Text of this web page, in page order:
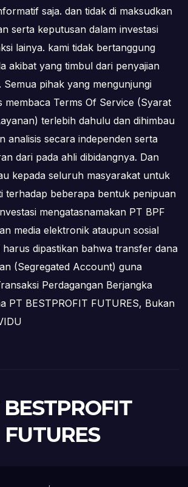
saja. dan tidak di maksudkan
serta keputusan dalam investasi
lainya. kami tidak bertanggung
akibat yang timbul dari penyajian
pihak yang mengunjungi
membaca Terms Of Service (Syarat
terlebih dahulu dan dihimbau
analisis secara independen serta
dari pada ahli dibidangnya. Dan
kepada seluruh masyarakat untuk
terhadap beberapa bentuk penipuan
mengatasnamakan PT BPF
media elektronik ataupun sosial
harus dipastikan bahwa transfer dana
(Segregated Account) guna
Perdagangan Berjangka
PT BESTPROFIT FUTURES, Bukan
BESTPROFIT
FUTURES